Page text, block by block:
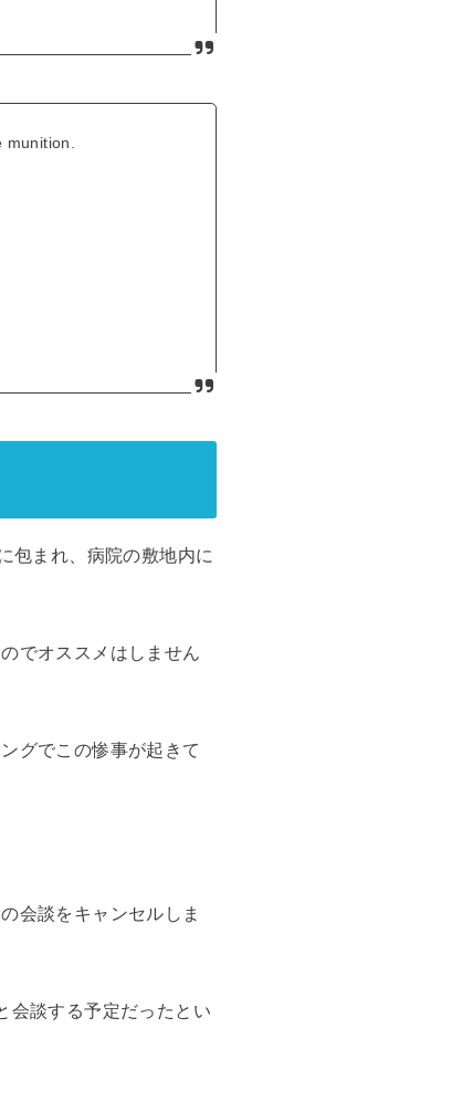
包まれ、病院の敷地内に
でオススメはしません
グでこの惨事が起きて
会談をキャンセルしま
会談する予定だったとい